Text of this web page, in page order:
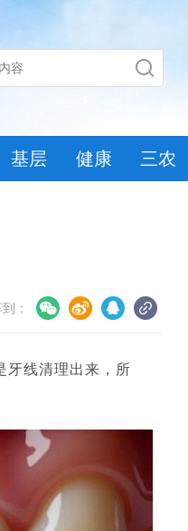
基层 健康 三农
：
牙线清理出来，所